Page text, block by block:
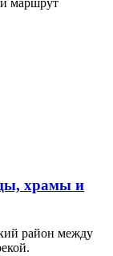
храмы и
район между